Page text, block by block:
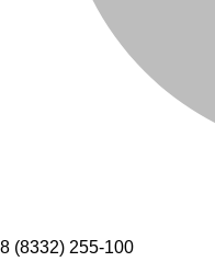
8 (8332) 255-100